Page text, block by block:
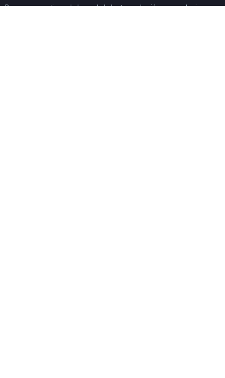
Buscamos motivar el placer de la lectura a los jóvenes y al mismo